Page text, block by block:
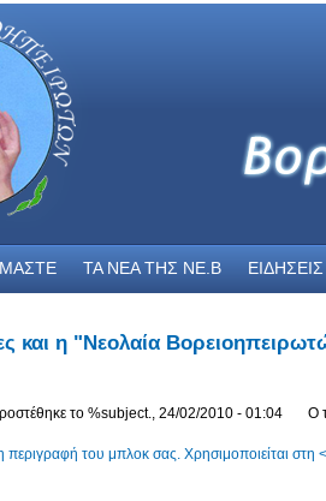
ΤΑ ΝΕΑ THΣ NE.B ΕΙΔΗΣΕΙΣ
και η "Νεολαία
το %subject., 24/02/2010 - 01:04
Ο